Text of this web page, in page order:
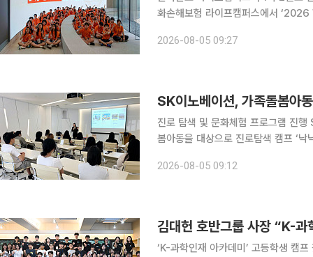
화손해보험 라이프캠퍼스에서 ‘2026
부속 행사다. 한화청소년오케스트라
2026-08-05 09:27
SK이노베이션, 가족돌봄아
진로 탐색 및 문화체험 프로그램 진행 SK이노베이션은 아동복지 전문기관 초록우산과 함께 가족돌
봄아동을 대상으로 진로탐색 캠프 ‘낙낙 투어’를
행됐다. 가족돌봄아동은 질병, 장애,
2026-08-05 09:12
김대헌 호반그룹 사장 “K-과
‘K-과학인재 아카데미’ 고등학생 캠프 찾아